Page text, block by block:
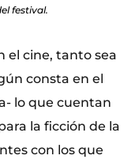
festival.
el cine, tanto sea
consta en el
lo que cuentan
la ficción de la
con los que